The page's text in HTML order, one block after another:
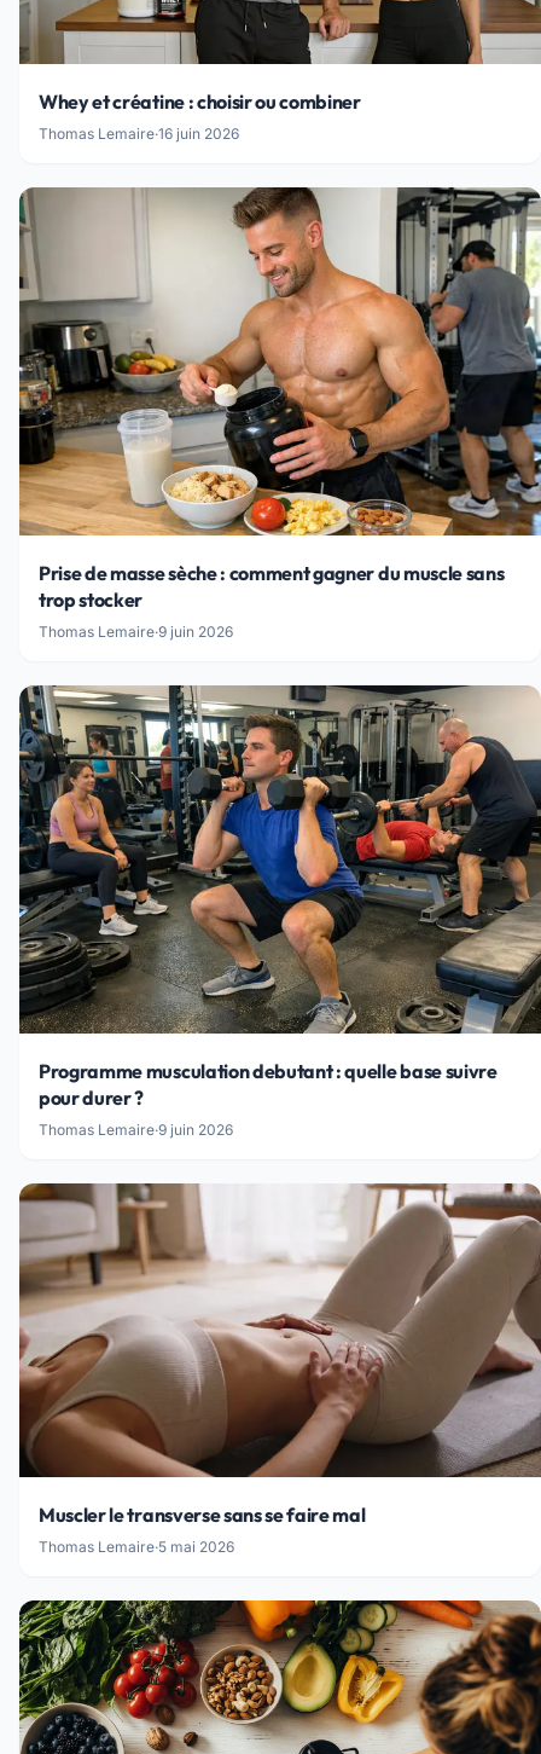
Whey et créatine : choisir ou combiner
Thomas Lemaire·16 juin 2026
Prise de masse sèche : comment gagner du muscle sans
trop stocker
Thomas Lemaire·9 juin 2026
Programme musculation debutant : quelle base suivre
pour durer ?
Thomas Lemaire·9 juin 2026
Muscler le transverse sans se faire mal
Thomas Lemaire·5 mai 2026